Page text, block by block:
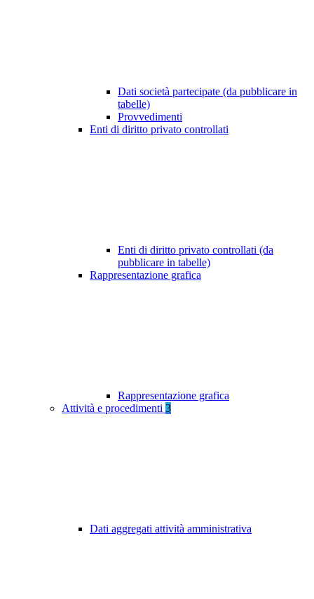
Dati società partecipate (da pubblicare in
tabelle)
Provvedimenti
Enti di diritto privato controllati
Enti di diritto privato controllati (da
pubblicare in tabelle)
Rappresentazione grafica
Rappresentazione grafica
Attività e procedimenti 3
Dati aggregati attività amministrativa